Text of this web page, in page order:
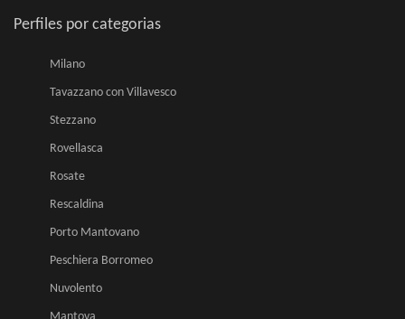
Perfiles por categorias
Milano
Tavazzano con Villavesco
Stezzano
Rovellasca
Rosate
Rescaldina
Porto Mantovano
Peschiera Borromeo
Nuvolento